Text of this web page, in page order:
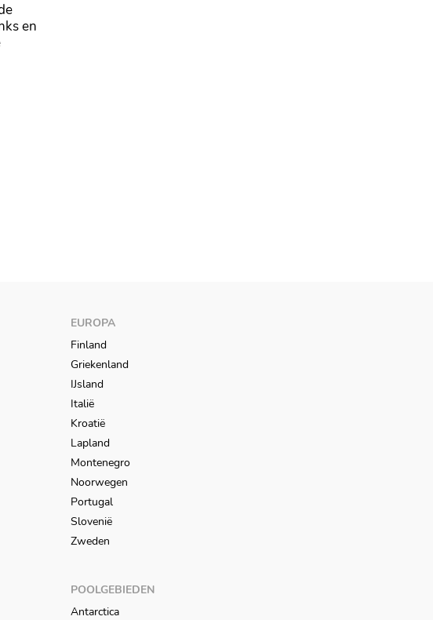
en
EUROPA
Finland
Griekenland
IJsland
Italië
Kroatië
Lapland
Montenegro
Noorwegen
Portugal
Slovenië
Zweden
POOLGEBIEDEN
Antarctica